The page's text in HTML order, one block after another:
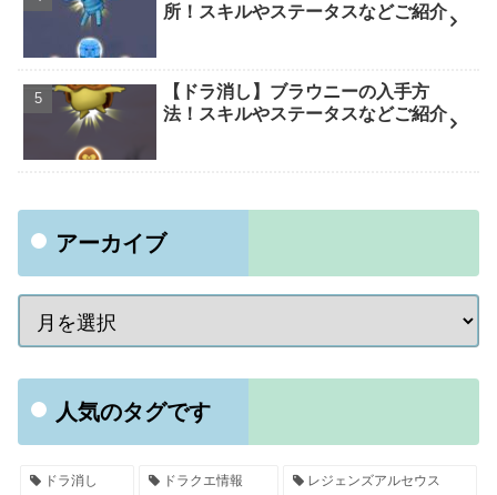
所！スキルやステータスなどご紹介
【ドラ消し】ブラウニーの入手方
法！スキルやステータスなどご紹介
アーカイブ
人気のタグです
ドラ消し ドラクエ情報 レジェンズアルセウス